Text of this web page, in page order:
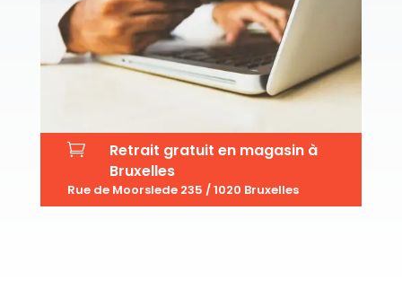

Retrait gratuit en magasin à
Bruxelles
Rue de Moorslede 235 / 1020 Bruxelles